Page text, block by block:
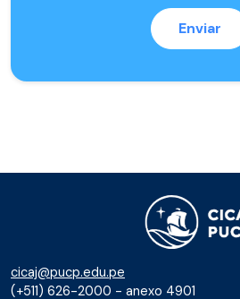
cicaj@pucp.edu.pe
(+511) 626-2000 - anexo 4901